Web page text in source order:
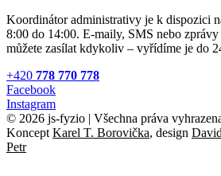
Koordinátor administrativy je k dispozici
8:00 do 14:00. E-maily, SMS nebo
můžete zasílat kdykoliv – vyřídíme je do
+420 778 770 778
Facebook
Instagram
© 2026 js-fyzio | Všechna práva
Koncept Karel T. Borovička, design
Petr